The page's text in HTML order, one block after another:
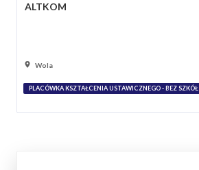
ALTKOM
Wola
PLACÓWKA KSZTAŁCENIA USTAWICZNEGO - BEZ SZKÓŁ